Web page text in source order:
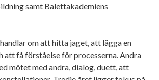
samt Balettakademiens
om att hitta jaget, att lägga en
att få förståelse för processerna. Andra
mötet med andra, dialog, duett, att